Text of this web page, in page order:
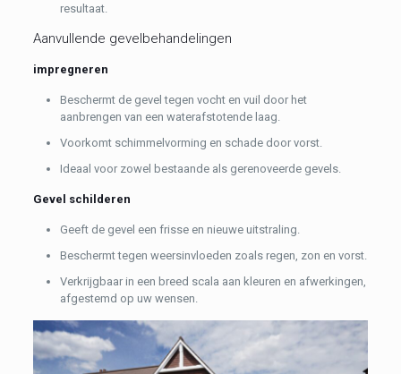
resultaat.
Aanvullende gevelbehandelingen
impregneren
Beschermt de gevel tegen vocht en vuil door het
aanbrengen van een waterafstotende laag.
Voorkomt schimmelvorming en schade door vorst.
Ideaal voor zowel bestaande als gerenoveerde gevels.
Gevel schilderen
Geeft de gevel een frisse en nieuwe uitstraling.
Beschermt tegen weersinvloeden zoals regen, zon en vorst.
Verkrijgbaar in een breed scala aan kleuren en afwerkingen,
afgestemd op uw wensen.